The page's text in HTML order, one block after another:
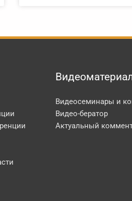
Видеосеминары и
Видео-бератор
Актуальный